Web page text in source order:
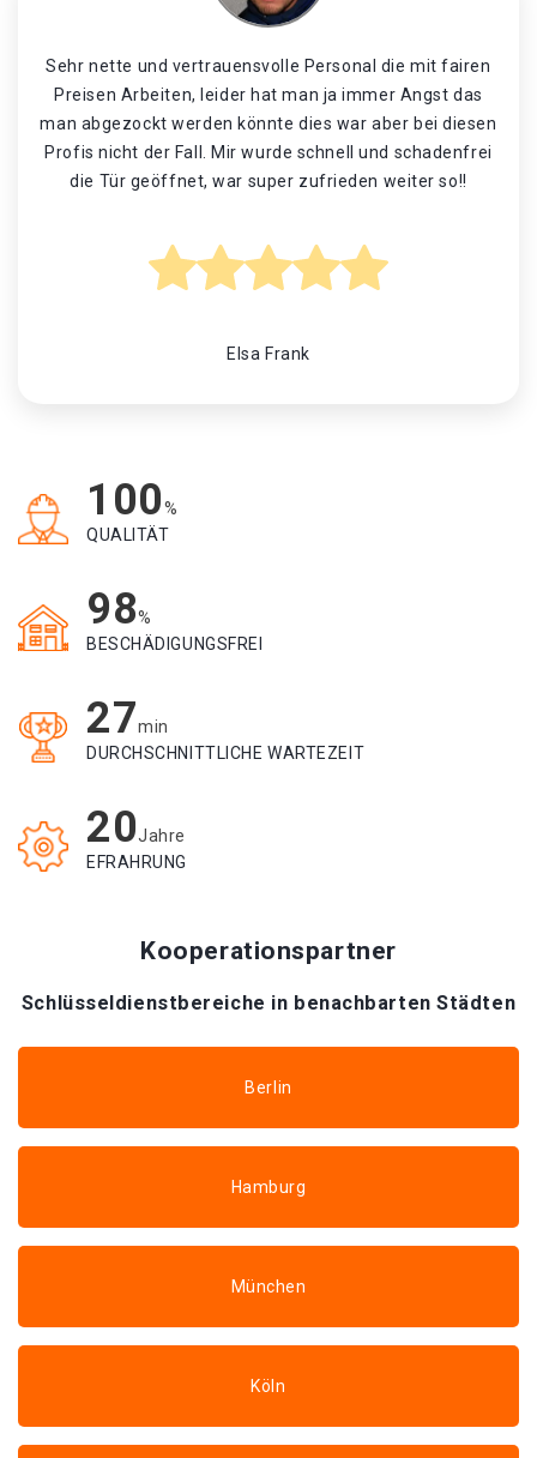
Sehr nette und vertrauensvolle Personal die mit fairen
Preisen Arbeiten, leider hat man ja immer Angst das
man abgezockt werden könnte dies war aber bei diesen
Profis nicht der Fall. Mir wurde schnell und schadenfrei
die Tür geöffnet, war super zufrieden weiter so!!
Elsa Frank
100%
QUALITÄT
98%
BESCHÄDIGUNGSFREI
27min
DURCHSCHNITTLICHE WARTEZEIT
20Jahre
EFRAHRUNG
Kooperationspartner
Schlüsseldienstbereiche in benachbarten Städten
Berlin
Hamburg
München
Köln